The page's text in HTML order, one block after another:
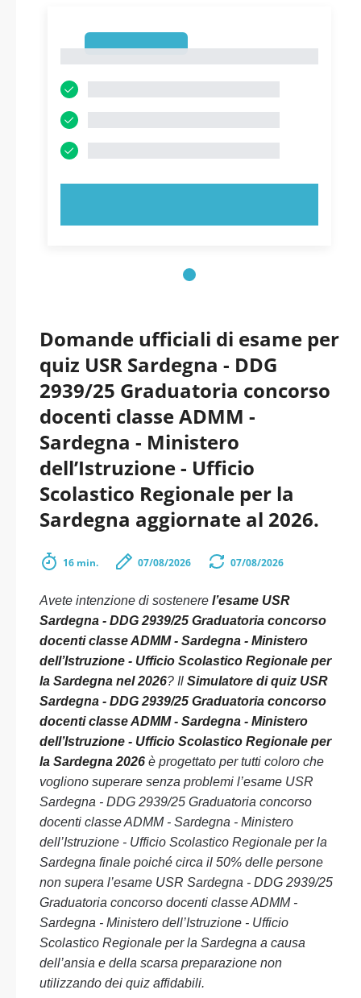
Domande ufficiali di esame per
quiz USR Sardegna - DDG
2939/25 Graduatoria concorso
docenti classe ADMM -
Sardegna - Ministero
dell’Istruzione - Ufficio
Scolastico Regionale per la
Sardegna aggiornate al 2026.
16 min. 07/08/2026 07/08/2026
Avete intenzione di sostenere l’esame USR
Sardegna - DDG 2939/25 Graduatoria concorso
docenti classe ADMM - Sardegna - Ministero
dell’Istruzione - Ufficio Scolastico Regionale per
la Sardegna nel 2026? Il Simulatore di quiz USR
Sardegna - DDG 2939/25 Graduatoria concorso
docenti classe ADMM - Sardegna - Ministero
dell’Istruzione - Ufficio Scolastico Regionale per
la Sardegna 2026 è progettato per tutti coloro che
vogliono superare senza problemi l’esame USR
Sardegna - DDG 2939/25 Graduatoria concorso
docenti classe ADMM - Sardegna - Ministero
dell’Istruzione - Ufficio Scolastico Regionale per la
Sardegna finale poiché circa il 50% delle persone
non supera l’esame USR Sardegna - DDG 2939/25
Graduatoria concorso docenti classe ADMM -
Sardegna - Ministero dell’Istruzione - Ufficio
Scolastico Regionale per la Sardegna a causa
dell’ansia e della scarsa preparazione non
utilizzando dei quiz affidabili.